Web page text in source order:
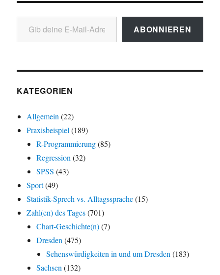
Gib deine E-Mail-Adresse ein ...
ABONNIEREN
KATEGORIEN
Allgemein (22)
Praxisbeispiel (189)
R-Programmierung(85)
Regression (32)
SPSS (43)
Sport(49)
Statistik-Sprech vs. Alltagssprache(15)
Zahl(en) des Tages(701)
Chart-Geschichte(n)(7)
Dresden (475)
Sehenswürdigkeiten in und um Dresden (183)
Sachsen (132)